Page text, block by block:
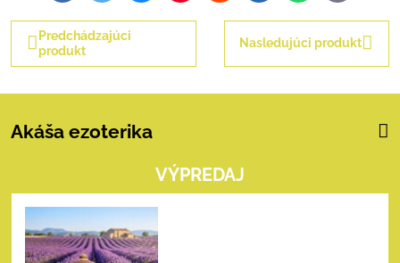
mail
Predchádzajúci
produkt
Nasledujúci produkt
Akáša ezoterika
VÝPREDAJ